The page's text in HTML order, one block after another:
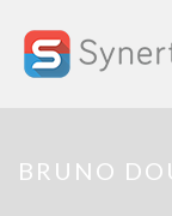
BRUNO
Bruno Doucende
Président,
Mobile : +33 6 79